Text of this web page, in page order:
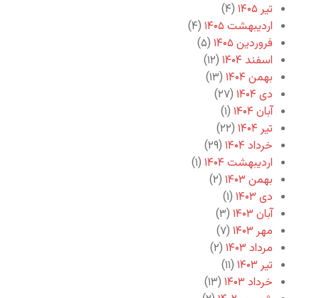
تیر ۱۴۰۵
(۴)
اردیبهشت ۱۴۰۵
(۴)
فروردین ۱۴۰۵
(۵)
اسفند ۱۴۰۴
(۱۲)
بهمن ۱۴۰۴
(۱۳)
دی ۱۴۰۴
(۲۷)
آبان ۱۴۰۴
(۱)
تیر ۱۴۰۴
(۲۲)
خرداد ۱۴۰۴
(۲۹)
اردیبهشت ۱۴۰۴
(۱)
بهمن ۱۴۰۳
(۲)
دی ۱۴۰۳
(۱)
آبان ۱۴۰۳
(۳)
مهر ۱۴۰۳
(۷)
مرداد ۱۴۰۳
(۲)
تیر ۱۴۰۳
(۱۱)
خرداد ۱۴۰۳
(۱۳)